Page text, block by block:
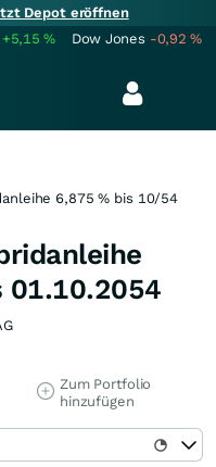
Depot eröffnen
+5,15% Dow Jones -0,92%
6,875 % bis 10/54
01.10.2054
Zum Portfolio
hinzufügen